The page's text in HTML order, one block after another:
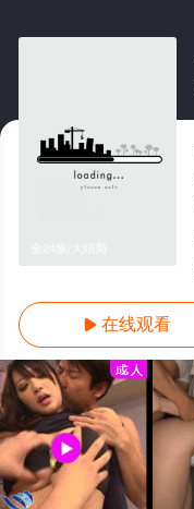
 在线观看